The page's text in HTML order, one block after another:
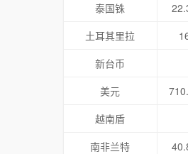
泰国铢
土耳其里拉
新台币
美元
越南盾
南非兰特